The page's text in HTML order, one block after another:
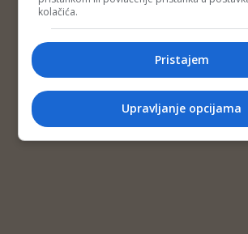
kolačića.
Pristajem
Upravljanje opcijama